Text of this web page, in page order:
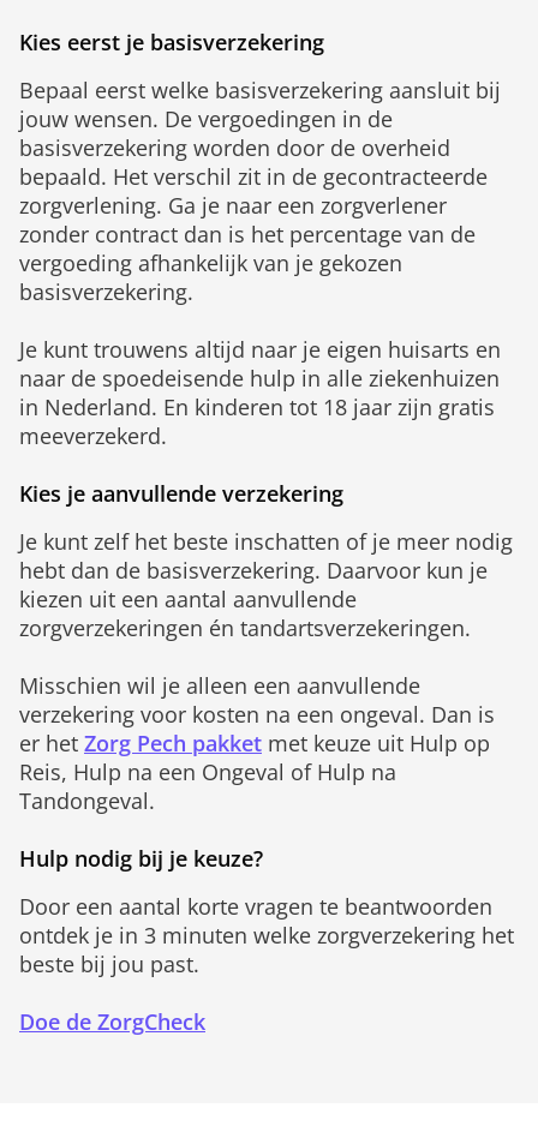
Kies eerst je basisverzekering
Bepaal eerst welke basisverzekering aansluit bij
jouw wensen. De vergoedingen in de
basisverzekering worden door de overheid
bepaald. Het verschil zit in de gecontracteerde
zorgverlening. Ga je naar een zorgverlener
zonder contract dan is het percentage van de
vergoeding afhankelijk van je gekozen
basisverzekering.
Je kunt trouwens altijd naar je eigen huisarts en
naar de spoedeisende hulp in alle ziekenhuizen
in Nederland. En kinderen tot 18 jaar zijn gratis
meeverzekerd.
Kies je aanvullende verzekering
Je kunt zelf het beste inschatten of je meer nodig
hebt dan de basisverzekering. Daarvoor kun je
kiezen uit een aantal aanvullende
zorgverzekeringen én tandartsverzekeringen.
Misschien wil je alleen een aanvullende
verzekering voor kosten na een ongeval. Dan is
er het Zorg Pech pakket met keuze uit Hulp op
Reis, Hulp na een Ongeval of Hulp na
Tandongeval.
Hulp nodig bij je keuze?
Door een aantal korte vragen te beantwoorden
ontdek je in 3 minuten welke zorgverzekering het
beste bij jou past.
Doe de ZorgCheck